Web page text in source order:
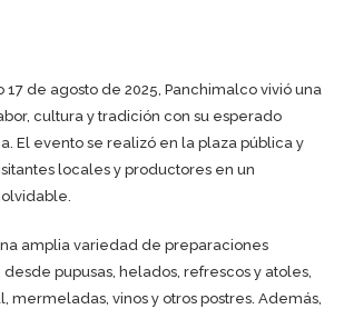
17 de agosto de 2025, Panchimalco vivió una
cultura y tradición con su esperado
El evento se realizó en la plaza pública y
locales y productores en un
amplia variedad de preparaciones
desde pupusas, helados, refrescos y atoles,
mermeladas, vinos y otros postres. Además,